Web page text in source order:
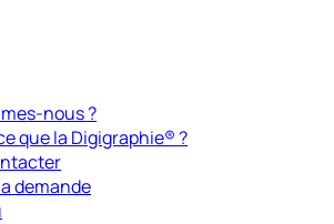
nous ?
que la Digigraphie® ?
demande